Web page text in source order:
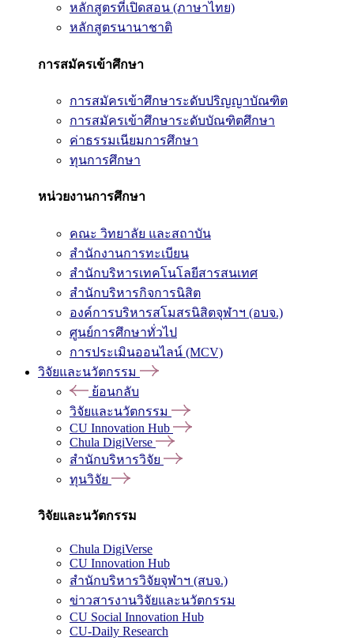
หลักสูตรที่เปิดสอน (ภาษาไทย)
หลักสูตรนานาชาติ
การสมัครเข้าศึกษา
การสมัครเข้าศึกษาระดับปริญญาบัณฑิต
การสมัครเข้าศึกษาระดับบัณฑิตศึกษา
ค่าธรรมเนียมการศึกษา
ทุนการศึกษา
หน่วยงานการศึกษา
คณะ วิทยาลัย และสถาบัน
สำนักงานการทะเบียน
สำนักบริหารเทคโนโลยีสารสนเทศ
สำนักบริหารกิจการนิสิต
องค์การบริหารสโมสรนิสิตจุฬาฯ (อบจ.)
ศูนย์การศึกษาทั่วไป
การประเมินออนไลน์ (MCV)
วิจัยและนวัตกรรม
ย้อนกลับ
วิจัยและนวัตกรรม
CU Innovation Hub
Chula DigiVerse
สำนักบริหารวิจัย
ทุนวิจัย
วิจัยและนวัตกรรม
Chula DigiVerse
CU Innovation Hub
สำนักบริหารวิจัยจุฬาฯ (สบจ.)
ข่าวสารงานวิจัยและนวัตกรรม
CU Social Innovation Hub
CU-Daily Research